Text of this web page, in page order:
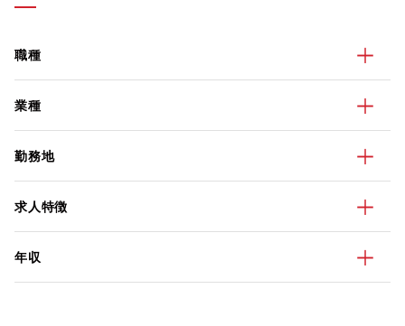
職種
業種
勤務地
求人特徴
年収